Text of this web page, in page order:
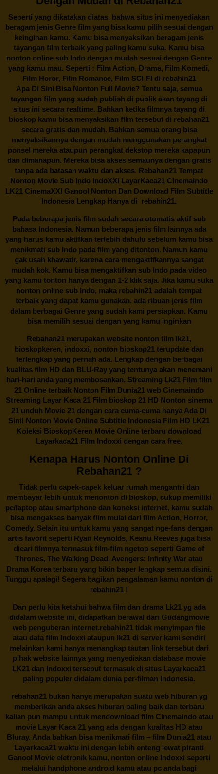
Seperti yang dikatakan diatas, bahwa situs ini menyediakan
beragam jenis Genre film yang bisa kamu pilih sesuai dengan
keinginan kamu. Kamu bisa menyaksikan beragam jenis
tayangan film terbaik yang paling kamu suka. Kamu bisa
nonton online sub Indo dengan mudah sesuai dengan Genre
yang kamu mau. Seperti : Film Action, Drama, Film Komedi,
Film Horor, Film Romance, Film SCI-FI di rebahin21
Apa Di Sini Bisa Nonton Full Movie? Tentu saja, semua
tayangan film yang sudah publish di publik akan tayang di
situs ini secara realtime. Bahkan ketika filmnya tayang di
bioskop kamu bisa menyaksikan film tersebut di rebahan21
secara gratis dan mudah. Bahkan semua orang bisa
menyaksikannya dengan mudah menggunakan perangkat
ponsel mereka ataupun perangkat dekstop mereka kapapun
dan dimanapun. Mereka bisa akses semaunya dengan gratis
tanpa ada batasan waktu dan akses. Rebahan21 Tempat
Nonton Movie Sub Indo IndoXXI LayarKaca21 CinemaIndo
LK21 CinemaXXI Ganool Nonton Dan Download Film Subtitle
Indonesia Lengkap Hanya di rebahin21.
Pada beberapa jenis film sudah secara otomatis aktif sub
bahasa Indonesia. Namun beberapa jenis film lainnya ada
yang harus kamu aktifkan terlebih dahulu sebelum kamu bisa
menikmati sub Indo pada film yang ditonton. Namun kamu
gak usah khawatir, karena cara mengaktifkannya sangat
mudah kok. Kamu bisa mengaktifkan sub Indo pada video
yang kamu tonton hanya dengan 1-2 klik saja. Jika kamu suka
nonton online sub Indo, maka rebahin21 adalah tempat
terbaik yang dapat kamu gunakan. ada ribuan jenis film
dalam berbagai Genre yang sudah kami persiapkan. Kamu
bisa memilih sesuai dengan yang kamu inginkan
Rebahan21 merupakan website nonton film lk21,
bioskopkeren, indoxxi, nonton bioskop21 terupdate dan
terlengkap yang pernah ada. Lengkap dengan berbagai
kualitas film HD dan BLU-Ray yang tentunya akan menemani
hari-hari anda yang membosankan. Streaming Lk21 Film film
21 Online terbaik Nonton Film Dunia21 web Cinemaindo
Streaming Layar Kaca 21 Film bioskop 21 HD Nonton sinema
21 unduh Movie 21 dengan cara cuma-cuma hanya Ada Di
Sini! Nonton Movie Online Subtitle Indonesia Film HD LK21
Koleksi BioskopKeren Movie Online terbaru download
Layarkaca21 Film Indoxxi dengan cara free.
Kenapa Harus Nonton Online Di
Rebahan21 ?
Tidak perlu capek-capek keluar rumah mengantri dan
membayar lebih untuk menonton di bioskop, cukup memiliki
pc/laptop atau smartphone dan koneksi internet, kamu sudah
bisa mengakses banyak film mulai dari film Action, Horror,
Comedy. Selain itu untuk kamu yang sangat nge-fans dengan
artis favorit seperti Ryan Reynolds, Keanu Reeves juga bisa
dicari filmnya termasuk film-film ngetop seperti Game of
Thrones, The Walking Dead, Avengers: Infinity War atau
Drama Korea terbaru yang bikin baper lengkap semua disini.
Tunggu apalagi! Segera bagikan pengalaman kamu nonton di
rebahin21 !
Dan perlu kita ketahui bahwa film dan dramaLk21yg ada
didalam website ini, didapatkan berawal dari Gudangmovie
web penguberan internet.rebahin21 tidak menyimpan file
atau data film Indoxxi ataupun lk21 di server kami sendiri
melainkan kami hanya menangkap tautan link tersebut dari
pihak website lainnya yang menyediakan database movie
LK21 dan Indoxxi tersebut termasuk di situs Layarkaca21
paling populer didalam dunia per-filman Indonesia.
rebahan21bukan hanya merupakan suatu web hiburan yg
memberikan anda akses hiburan paling baik dan terbaru
kalian pun mampu untuk mendownload film Cinemaindo atau
movie Layar Kaca 21 yang ada dengan kualitas HD atau
Bluray. Anda bahkan bisa menikmati film – film Dunia21 atau
Layarkaca21 waktu ini dengan lebih enteng lewat piranti
Ganool Movie eletronik kamu, nonton online Indoxxi seperti
melalui handphone android kamu atau pc anda bagi